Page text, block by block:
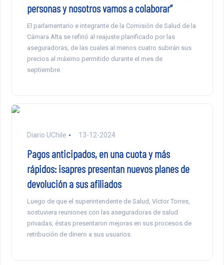
personas y nosotros vamos a colaborar”
El parlamentario e integrante de la Comisión de Salud de la
Cámara Alta se refirió al reajuste planificado por las
aseguradoras, de las cuales al menos cuatro subirán sus
precios al máximo permitido durante el mes de
septiembre.
Diario UChile 13-12-2024
Pagos anticipados, en una cuota y más
rápidos: isapres presentan nuevos planes de
devolución a sus afiliados
Luego de que el superintendente de Salud, Víctor Torres,
sostuviera reuniones con las aseguradoras de salud
privadas, éstas presentaron mejoras en sus procesos de
retribución de dinero a sus usuarios.